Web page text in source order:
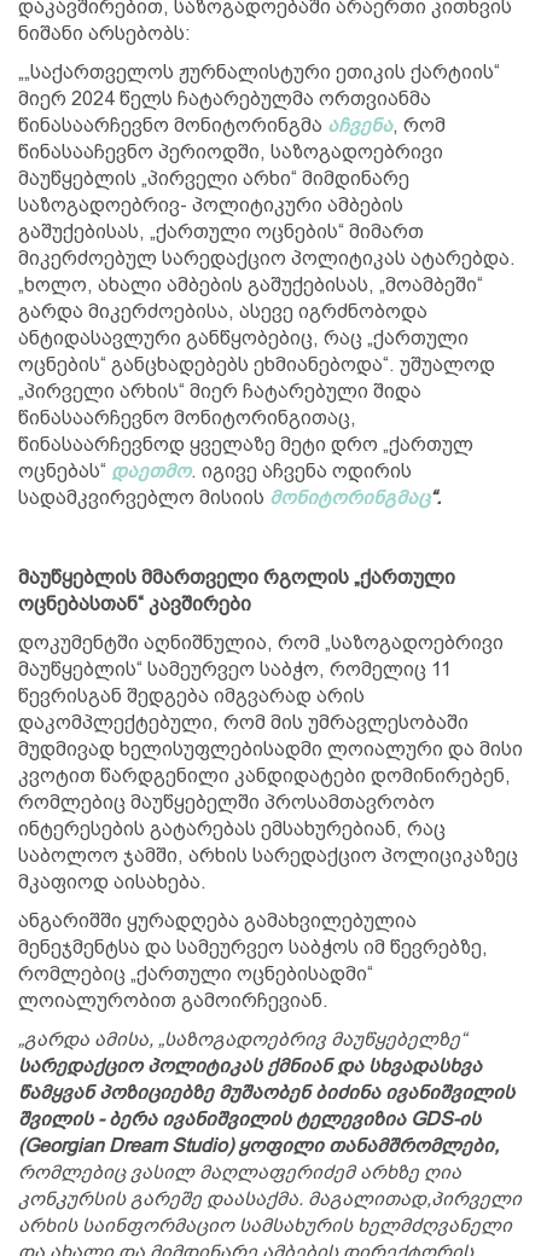
დაკავშირებით, საზოგადოებაში არაერთი კითხვის
ნიშანი არსებობს:
„„საქართველოს ჟურნალისტური ეთიკის ქარტიის“
მიერ 2024 წელს ჩატარებულმა ორთვიანმა
წინასაარჩევნო მონიტორინგმა აჩვენა, რომ
წინასააჩევნო პერიოდში, საზოგადოებრივი
მაუწყებლის „პირველი არხი“ მიმდინარე
საზოგადოებრივ- პოლიტიკური ამბების
გაშუქებისას, „ქართული ოცნების“ მიმართ
მიკერძოებულ სარედაქციო პოლიტიკას ატარებდა.
„ხოლო, ახალი ამბების გაშუქებისას, „მოამბეში“
გარდა მიკერძოებისა, ასევე იგრძნობოდა
ანტიდასავლური განწყობებიც, რაც „ქართული
ოცნების“ განცხადებებს ეხმიანებოდა“. უშუალოდ
„პირველი არხის“ მიერ ჩატარებული შიდა
წინასაარჩევნო მონიტორინგითაც,
წინასაარჩევნოდ ყველაზე მეტი დრო „ქართულ
ოცნებას“ დაეთმო. იგივე აჩვენა ოდირის
სადამკვირვებლო მისიის მონიტორინგმაც“.
მაუწყებლის მმართველი რგოლის „ქართული
ოცნებასთან“ კავშირები
დოკუმენტში აღნიშნულია, რომ „საზოგადოებრივი
მაუწყებლის“ სამეურვეო საბჭო, რომელიც 11
წევრისგან შედგება იმგვარად არის
დაკომპლექტებული, რომ მის უმრავლესობაში
მუდმივად ხელისუფლებისადმი ლოიალური და მისი
კვოტით წარდგენილი კანდიდატები დომინირებენ,
რომლებიც მაუწყებელში პროსამთავრობო
ინტერესების გატარებას ემსახურებიან, რაც
საბოლოო ჯამში, არხის სარედაქციო პოლიციკაზეც
მკაფიოდ აისახება.
ანგარიშში ყურადღება გამახვილებულია
მენეჯმენტსა და სამეურვეო საბჭოს იმ წევრებზე,
რომლებიც „ქართული ოცნებისადმი“
ლოიალურობით გამოირჩევიან.
„გარდა ამისა, „საზოგადოებრივ მაუწყებელზე“
სარედაქციო პოლიტიკას ქმნიან და სხვადასხვა
წამყვან პოზიციებზე მუშაობენ ბიძინა ივანიშვილის
შვილის - ბერა ივანიშვილის ტელევიზია GDS-ის
(Georgian Dream Studio) ყოფილი თანამშრომლები,
რომლებიც ვასილ მაღლაფერიძემ არხზე ღია
კონკურსის გარეშე დაასაქმა. მაგალითად,პირველი
არხის საინფორმაციო სამსახურის ხელმძღვანელი
და ახალი და მიმდინარე ამბების დირექტორის